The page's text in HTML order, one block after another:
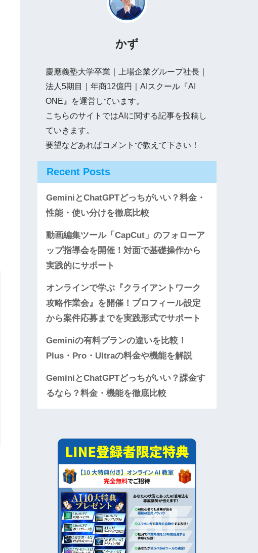
かず
慶應義塾大学卒業｜上場企業グループ社長｜
法人5期目｜年商12億円｜AIスクール『AI
ONE』を運営しています。
こちらのサイトではAIに関する記事を投稿し
ていきます。
要望などあればコメントで教えて下さい！
Recent Posts
GeminiとChatGPTどっちがいい？料金・
性能・使い分けを徹底比較
動画編集ツール「CapCut」のフォローア
ップ指導会を開催！対面で基礎操作から
実践的にサポート
オンラインで学ぶ『クライアントワーク
攻略作業会』を開催！プロフィール設定
から案件応募までを実践形式でサポート
Geminiの有料プランの違いを比較！
Plus・Pro・Ultraの料金や機能を解説
GeminiとChatGPTどっちがいい？課金す
るなら？料金・機能を徹底比較